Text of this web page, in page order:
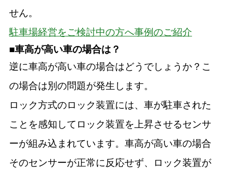
せん。
駐車場経営をご検討中の方へ事例のご紹介
■車高が高い車の場合は？
逆に車高が高い車の場合はどうでしょうか？こ
の場合は別の問題が発生します。
ロック方式のロック装置には、車が駐車された
ことを感知してロック装置を上昇させるセンサ
ーが組み込まれています。車高が高い車の場合
そのセンサーが正常に反応せず、ロック装置が